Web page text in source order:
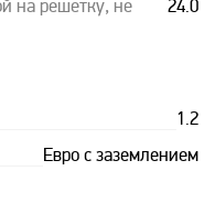
на решетку, не
24.0
1.2
Евро с заземлением